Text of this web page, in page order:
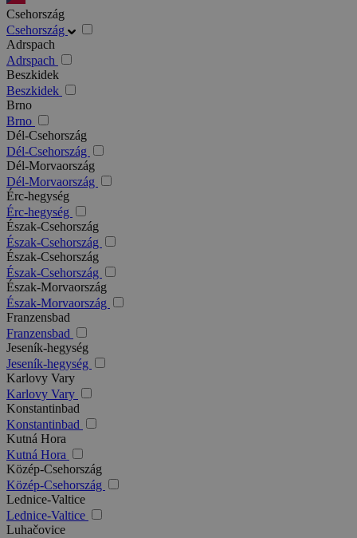
Csehország
Csehország
Adrspach
Adrspach
Beszkidek
Beszkidek
Brno
Brno
Dél-Csehország
Dél-Csehország
Dél-Morvaország
Dél-Morvaország
Érc-hegység
Érc-hegység
Észak-Csehország
Észak-Csehország
Észak-Csehország
Észak-Csehország
Észak-Morvaország
Észak-Morvaország
Franzensbad
Franzensbad
Jeseník-hegység
Jeseník-hegység
Karlovy Vary
Karlovy Vary
Konstantinbad
Konstantinbad
Kutná Hora
Kutná Hora
Közép-Csehország
Közép-Csehország
Lednice-Valtice
Lednice-Valtice
Luhačovice